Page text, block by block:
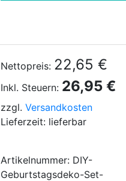
Nettopreis: 22,65 €
Inkl. Steuern: 26,95 €
zzgl. Versandkosten
Lieferzeit: lieferbar
Artikelnummer: DIY-
Geburtstagsdeko-Set-